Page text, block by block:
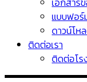
แบบฟอร์
ดาวน์โห
ติดต่อเรา
ติดต่อโร